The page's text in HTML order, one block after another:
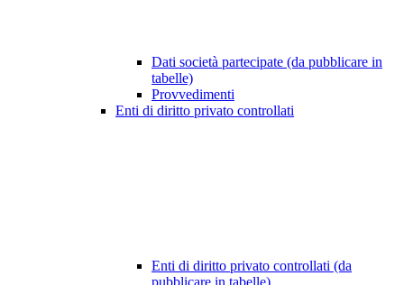
Dati società partecipate (da pubblicare in
tabelle)
Provvedimenti
Enti di diritto privato controllati
Enti di diritto privato controllati (da